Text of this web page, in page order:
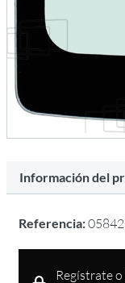
Información del
Referencia:
Regístrate